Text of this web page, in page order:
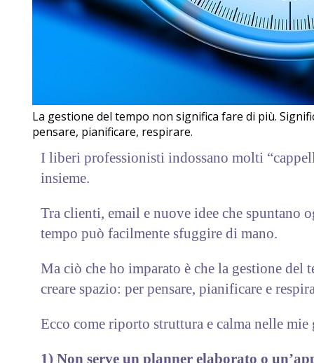
La gestione del tempo non significa fare di più.
pensare, pianificare, respirare.
I liberi professionisti indossano molti
insieme.
Tra clienti, email e nuove idee che spuntano
tempo può facilmente sfuggire di mano.
Ma ciò che ho imparato è che la gestione del
creare spazio: per pensare, pianificare e
Ecco come riporto struttura e calma nelle mie
1) Non serve un planner elaborato o